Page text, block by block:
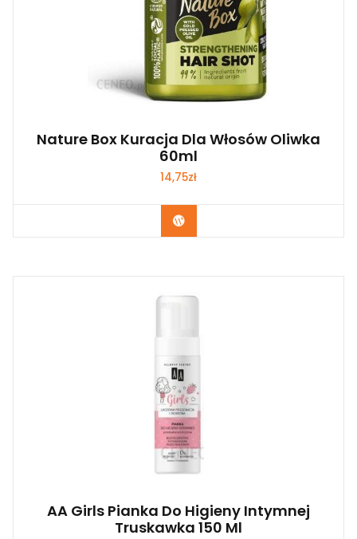
Nature Box Kuracja Dla Włosów Oliwka
60ml
14,75zł
Zobacz
AA Girls Pianka Do Higieny Intymnej
Truskawka 150 Ml